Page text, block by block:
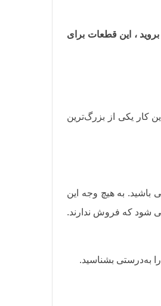
، این‌ قطعات برای
کار یکی از بزرگ‌ترین
باشید. به هیچ وجه این
شود که فروش ندارند.
به‌درستی بشناسید.